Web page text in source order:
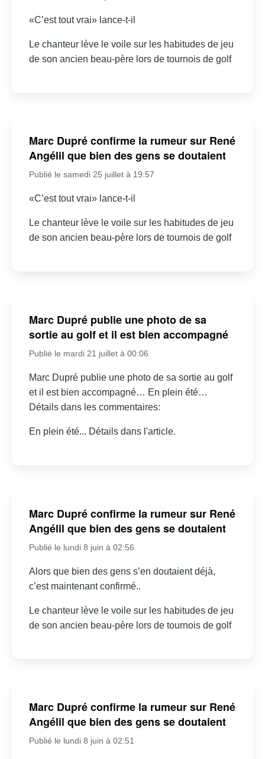
«C’est tout vrai» lance-t-il
Le chanteur lève le voile sur les habitudes de jeu
de son ancien beau-père lors de tournois de golf
Marc Dupré confirme la rumeur sur René
Angélil que bien des gens se doutaient
Publié le samedi 25 juillet à 19:57
«C’est tout vrai» lance-t-il
Le chanteur lève le voile sur les habitudes de jeu
de son ancien beau-père lors de tournois de golf
Marc Dupré publie une photo de sa
sortie au golf et il est bien accompagné
Publié le mardi 21 juillet à 00:06
Marc Dupré publie une photo de sa sortie au golf
et il est bien accompagné… En plein été…
Détails dans les commentaires:
En plein été... Détails dans l'article.
Marc Dupré confirme la rumeur sur René
Angélil que bien des gens se doutaient
Publié le lundi 8 juin à 02:56
Alors que bien des gens s’en doutaient déjà,
c’est maintenant confirmé..
Le chanteur lève le voile sur les habitudes de jeu
de son ancien beau-père lors de tournois de golf
Marc Dupré confirme la rumeur sur René
Angélil que bien des gens se doutaient
Publié le lundi 8 juin à 02:51